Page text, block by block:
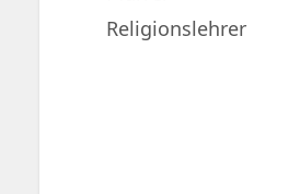
Religionslehrer